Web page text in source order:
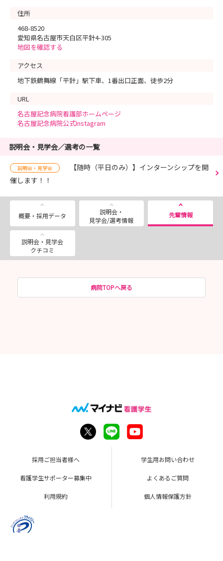
住所
468-8520
愛知県名古屋市天白区平針4-305
地図を確認する
アクセス
地下鉄鶴舞線「平針」駅下車、1番出口正面、徒歩2分
URL
名古屋記念病院看護部ホームページ
名古屋記念病院公式Instagram
説明会・見学会／選考の一覧
説明会・見学会
【随時（平日のみ）】インターンシップを開
催します！！
概要・採用データ
説明会・
見学会/選考情報
先輩情報
説明会・見学会
クチコミ
病院TOPへ戻る
採用ご担当者様へ 学生用お問い合わせ
看護学生サポーター募集中 よくあるご質問
利用規約 個人情報保護方針